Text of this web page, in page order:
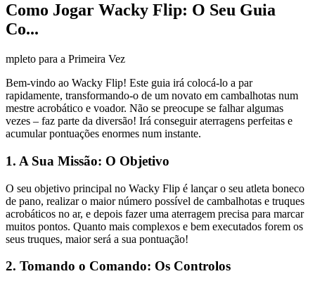
Como Jogar Wacky Flip: O Seu Guia
Co...
mpleto para a Primeira Vez
Bem-vindo ao Wacky Flip! Este guia irá colocá-lo a par
rapidamente, transformando-o de um novato em cambalhotas num
mestre acrobático e voador. Não se preocupe se falhar algumas
vezes – faz parte da diversão! Irá conseguir aterragens perfeitas e
acumular pontuações enormes num instante.
1. A Sua Missão: O Objetivo
O seu objetivo principal no Wacky Flip é lançar o seu atleta boneco
de pano, realizar o maior número possível de cambalhotas e truques
acrobáticos no ar, e depois fazer uma aterragem precisa para marcar
muitos pontos. Quanto mais complexos e bem executados forem os
seus truques, maior será a sua pontuação!
2. Tomando o Comando: Os Controlos